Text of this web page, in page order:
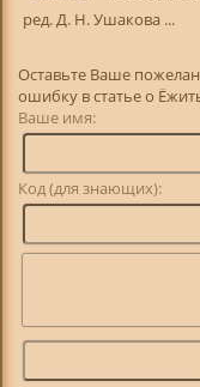
ред. Д. Н. Ушакова ...
Оставьте Ваше
ошибку в статье о
Ваше имя:
Код (для знающих):